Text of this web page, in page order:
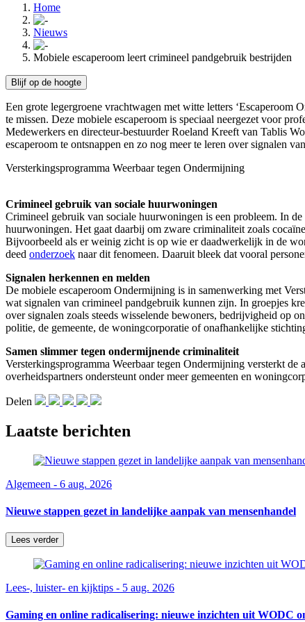
Home
Nieuws
Mobiele escaperoom leert crimineel pandgebruik bestrijden
Blijf op de hoogte
Een grote legergroene vrachtwagen met witte letters
te missen. Deze mobiele escaperoom is speciaal neergezet voor
Medewerkers en directeur-bestuurder Roeland Kreeft van Tablis
escaperoom te ontsnappen en zo nog meer te leren over signalen
Versterkingsprogramma Weerbaar tegen Ondermijning
Crimineel gebruik van sociale huurwoningen
Crimineel gebruik van sociale huurwoningen is een probleem. In
huurwoningen. Het gaat daarbij om zware criminaliteit zoals
Bijvoorbeeld als er weinig zicht is op wie er daadwerkelijk in de
deed onderzoek naar dit fenomeen. Daaruit bleek dat vooral
Signalen herkennen en melden
De mobiele escaperoom Ondermijning is in samenwerking met
wat signalen van crimineel pandgebruik kunnen zijn. In groepjes
over signalen zoals steeds wisselende bewoners, bedrijvigheid op
politie, de gemeente, de woningcorporatie of onafhankelijke
Samen slimmer tegen ondermijnende criminaliteit
Versterkingsprogramma Weerbaar tegen Ondermijning versterkt
overheidspartners ondersteunt onder meer gemeenten en
Delen
Laatste berichten
Algemeen - 6 aug. 2026
Nieuwe stappen gezet in landelijke aanpak van mensenhandel
Lees verder
Lees-, luister- en kijktips - 5 aug. 2026
Gaming en online radicalisering: nieuwe inzichten uit WODC